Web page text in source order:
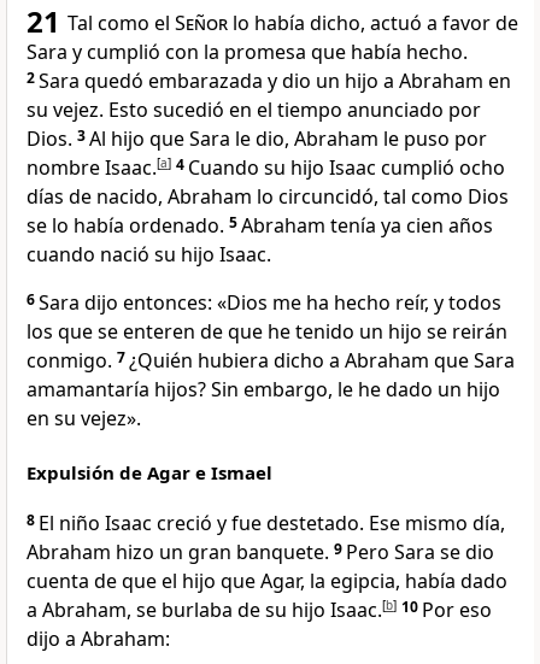
21 Tal como el Señor lo había dicho, actuó a favor de
Sara y cumplió con la promesa que había hecho.
2Sara quedó embarazada y dio un hijo a Abraham en
su vejez. Esto sucedió en el tiempo anunciado por
Dios. 3Al hijo que Sara le dio, Abraham le puso por
nombre Isaac.[a] 4 Cuando su hijo Isaac cumplió ocho
días de nacido, Abraham lo circuncidó, tal como Dios
se lo había ordenado. 5Abraham tenía ya cien años
cuando nació su hijo Isaac.
6Sara dijo entonces: «Dios me ha hecho reír, y todos
los que se enteren de que he tenido un hijo se reirán
conmigo. 7¿Quién hubiera dicho a Abraham que Sara
amamantaría hijos? Sin embargo, le he dado un hijo
en su vejez».
Expulsión de Agar e Ismael
8 El niño Isaac creció y fue destetado. Ese mismo día,
Abraham hizo un gran banquete. 9 Pero Sara se dio
cuenta de que el hijo que Agar, la egipcia, había dado
a Abraham, se burlaba de su hijo Isaac.[b] 10 Por eso
dijo a Abraham: